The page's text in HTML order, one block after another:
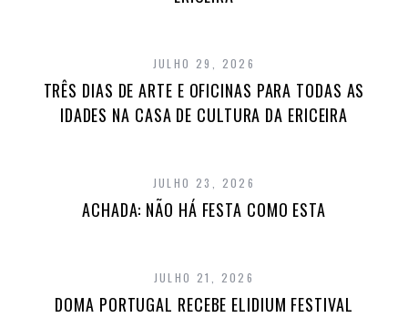
JULHO 29, 2026
TRÊS DIAS DE ARTE E OFICINAS PARA TODAS AS
IDADES NA CASA DE CULTURA DA ERICEIRA
JULHO 23, 2026
ACHADA: NÃO HÁ FESTA COMO ESTA
JULHO 21, 2026
DOMA PORTUGAL RECEBE ELIDIUM FESTIVAL